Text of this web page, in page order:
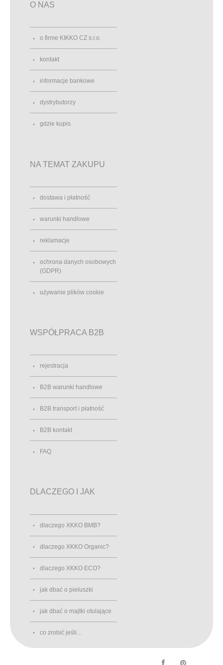
O NAS
o firme KIKKO CZ s.r.o.
kontakt
informacje bankowe
dystrybutorzy
gdzie kupis
NA TEMAT ZAKUPU
dostawa i płatność
warunki handlowe
reklamacje
ochrona danych osobowych
(GDPR)
używanie plików cookie
WSPÓŁPRACA B2B
rejestracja
B2B warunki handlowe
B2B transport i płatność
B2B kontakt
FAQ
DLACZEGO I JAK
dlaczego XKKO BMB?
dlaczego XKKO Organic?
dlaczego XKKO ECO?
jak dbać o pieluszki
jak dbać o majtki otulające
co zrobić jeśli...